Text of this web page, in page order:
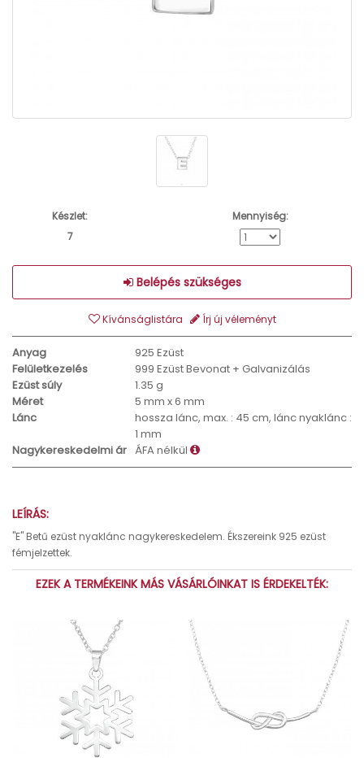
Készlet:
7
Mennyiség:
Belépés szükséges
Kívánságlistára Írj új véleményt
Anyag
925 Ezüst
Felületkezelés
999 Ezüst Bevonat + Galvanizálás
Ezüst súly
1.35 g
Méret
5 mm x 6 mm
Lánc
hossza lánc, max. : 45 cm, lánc nyaklánc :
1 mm
Nagykereskedelmi ár ÁFA nélkül
LEÍRÁS:
"E" Betű ezüst nyaklánc nagykereskedelem. Ékszereink 925 ezüst
fémjelzettek.
EZEK A TERMÉKEINK MÁS VÁSÁRLÓINKAT IS ÉRDEKELTÉK: